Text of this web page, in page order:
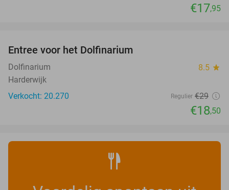
€17,95
Entree voor het Dolfinarium
Dolfinarium 8.5 star
Harderwijk
Verkocht: 20.270
Regulier €29
€18,50